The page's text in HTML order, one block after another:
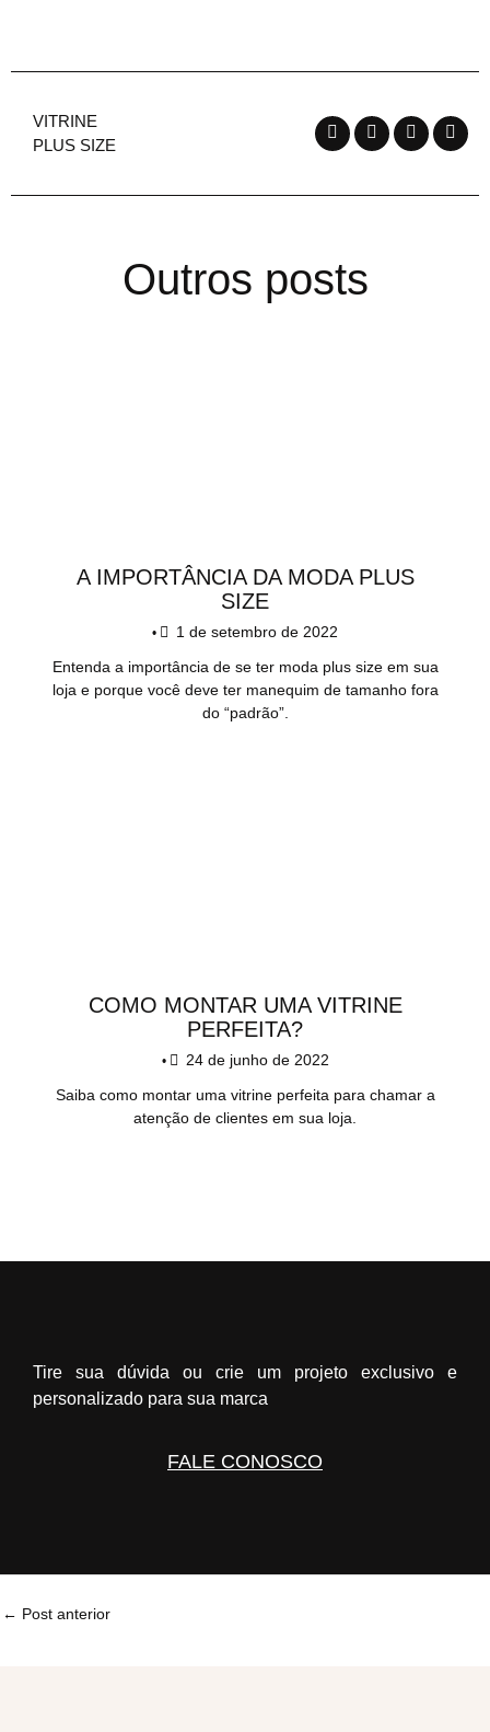
VITRINE
PLUS SIZE
Outros posts
A IMPORTÂNCIA DA MODA PLUS
SIZE
•
1 de setembro de 2022
Entenda a importância de se ter moda plus size em sua
loja e porque você deve ter manequim de tamanho fora
do “padrão”.
COMO MONTAR UMA VITRINE
PERFEITA?
•
24 de junho de 2022
Saiba como montar uma vitrine perfeita para chamar a
atenção de clientes em sua loja.
Tire sua dúvida ou crie um projeto exclusivo e
personalizado para sua marca
FALE CONOSCO
← Post anterior